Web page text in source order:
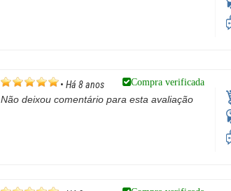
• Há 8 anos Compra verificada
Não deixou comentário para esta avaliação